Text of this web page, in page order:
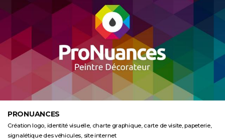
PRONUANCES
Création logo, identité visuelle, charte graphique, carte de visite, papeterie,
signalétique des véhicules, site internet